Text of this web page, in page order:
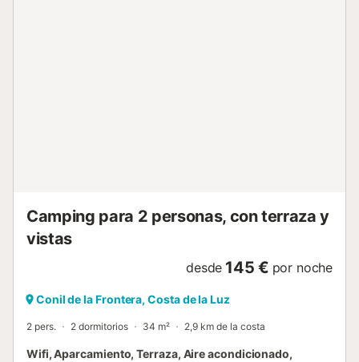
Camping para 2 personas, con terraza y
vistas
desde 145 € por noche
Conil de la Frontera, Costa de la Luz
2 pers. 2 dormitorios 34 m² 2,9 km de la costa
Wifi, Aparcamiento, Terraza, Aire acondicionado,